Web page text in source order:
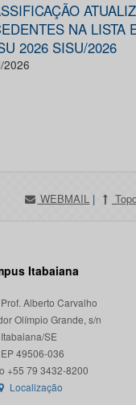
NA LISTA
2026 SISU/2026
2026
WEBMAIL |
Itabaiana
Alberto Carvalho
Olímpio Grande, s/n
Itabaiana/SE
49506-036
Localização